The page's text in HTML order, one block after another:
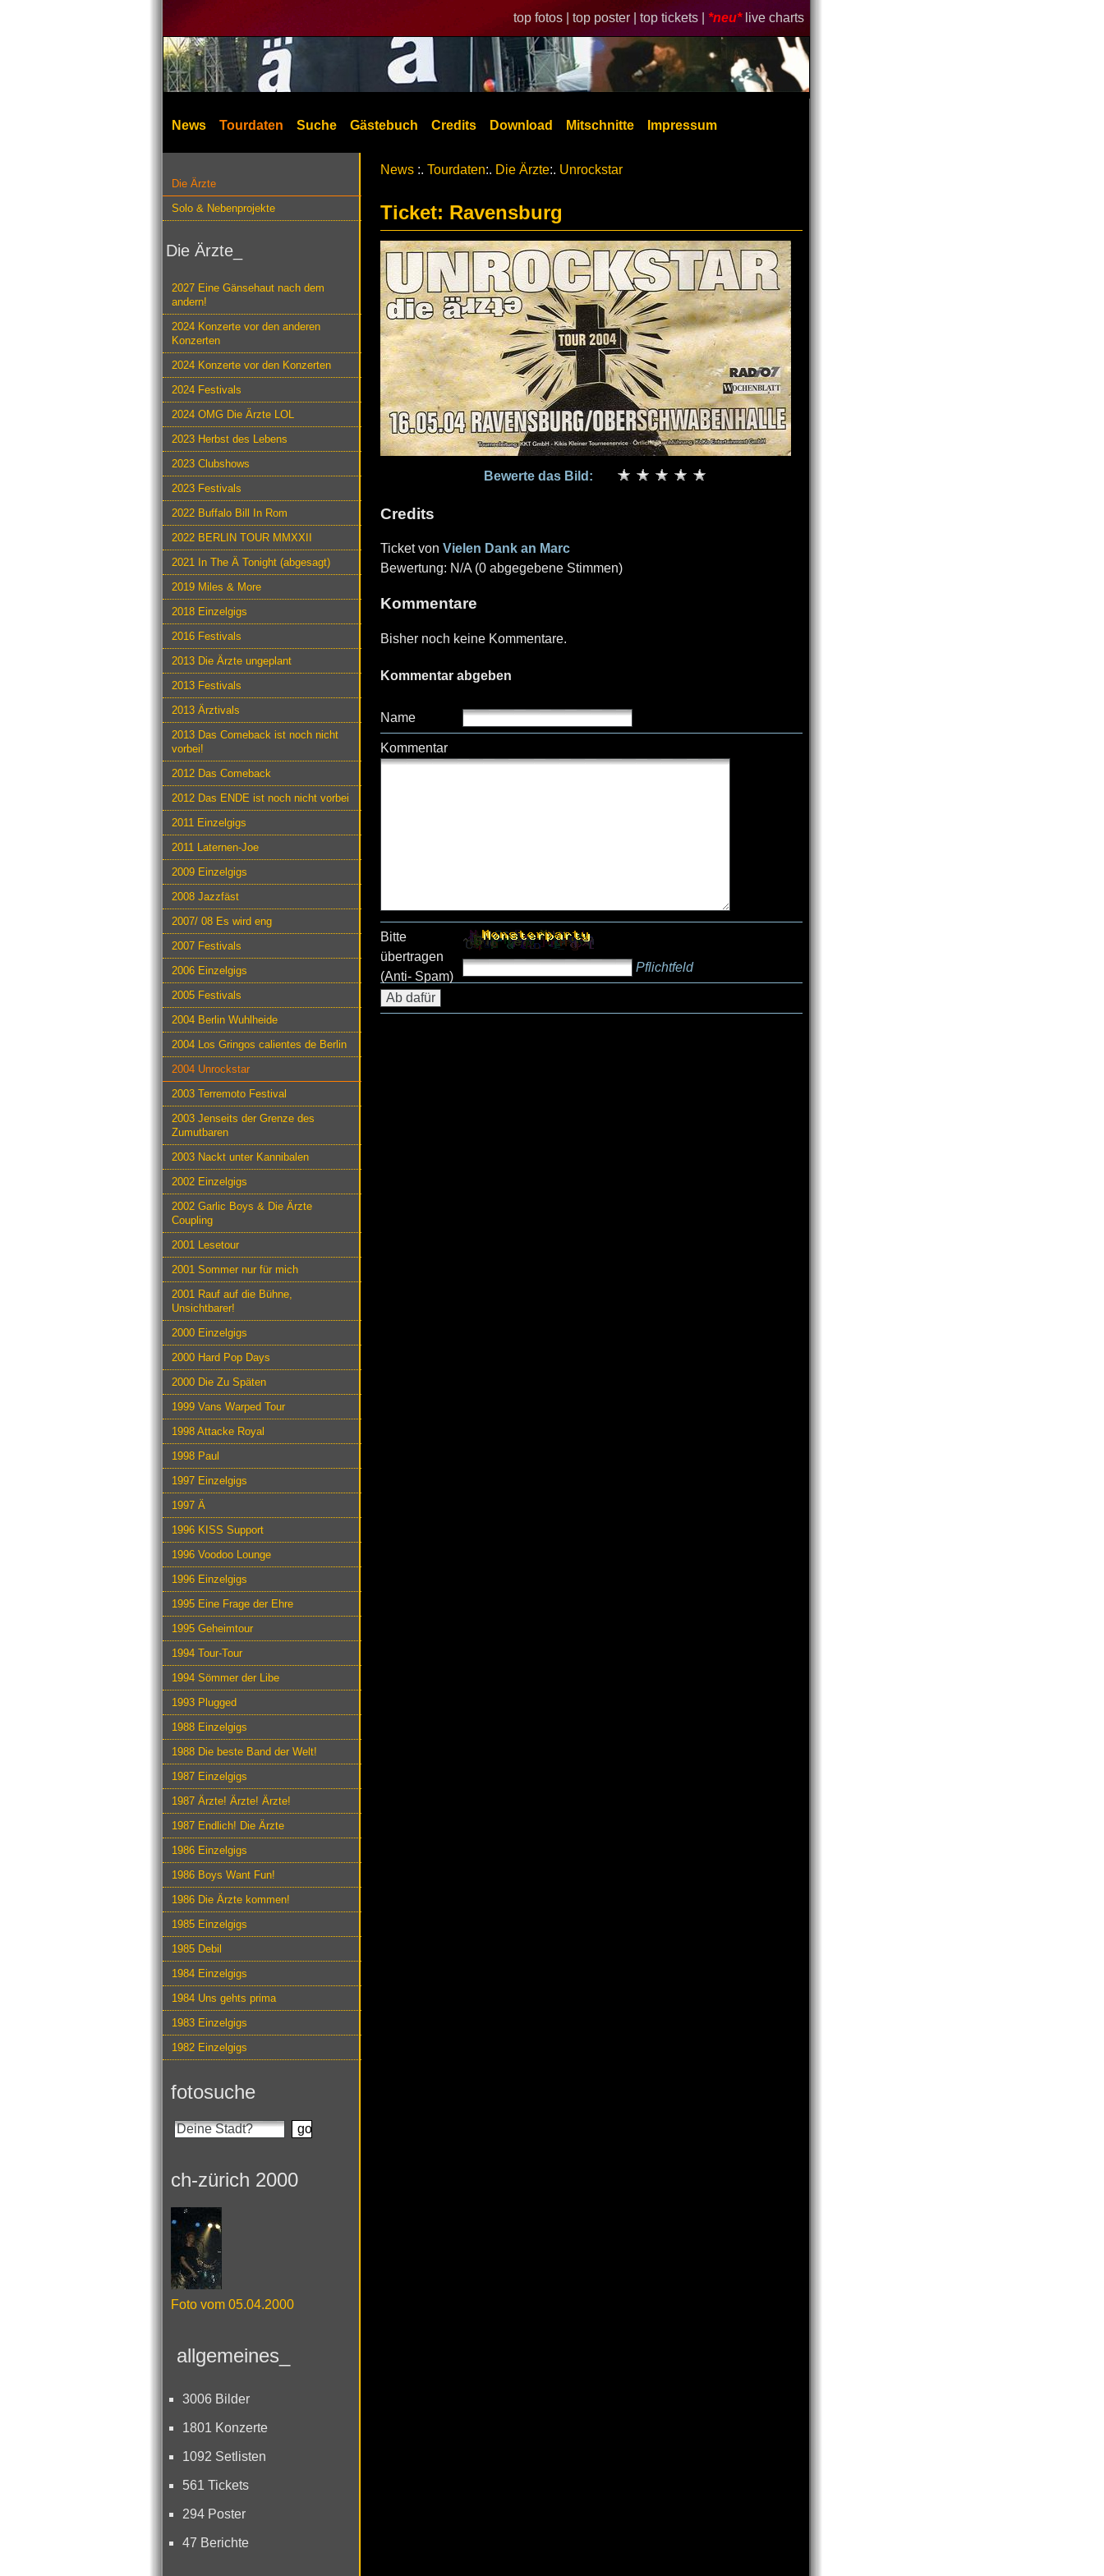
top fotos | top poster | top tickets | *neu* live charts
News Tourdaten Suche Gästebuch Credits Download Mitschnitte Impressum
Die Ärzte
Solo & Nebenprojekte
Die Ärzte_
2027 Eine Gänsehaut nach dem
andern!
2024 Konzerte vor den anderen
Konzerten
2024 Konzerte vor den Konzerten
2024 Festivals
2024 OMG Die Ärzte LOL
2023 Herbst des Lebens
2023 Clubshows
2023 Festivals
2022 Buffalo Bill In Rom
2022 BERLIN TOUR MMXXII
2021 In The Ä Tonight (abgesagt)
2019 Miles & More
2018 Einzelgigs
2016 Festivals
2013 Die Ärzte ungeplant
2013 Festivals
2013 Ärztivals
2013 Das Comeback ist noch nicht
vorbei!
2012 Das Comeback
2012 Das ENDE ist noch nicht vorbei
2011 Einzelgigs
2011 Laternen-Joe
2009 Einzelgigs
2008 Jazzfäst
2007/ 08 Es wird eng
2007 Festivals
2006 Einzelgigs
2005 Festivals
2004 Berlin Wuhlheide
2004 Los Gringos calientes de Berlin
2004 Unrockstar
2003 Terremoto Festival
2003 Jenseits der Grenze des
Zumutbaren
2003 Nackt unter Kannibalen
2002 Einzelgigs
2002 Garlic Boys & Die Ärzte
Coupling
2001 Lesetour
2001 Sommer nur für mich
2001 Rauf auf die Bühne,
Unsichtbarer!
2000 Einzelgigs
2000 Hard Pop Days
2000 Die Zu Späten
1999 Vans Warped Tour
1998 Attacke Royal
1998 Paul
1997 Einzelgigs
1997 Ä
1996 KISS Support
1996 Voodoo Lounge
1996 Einzelgigs
1995 Eine Frage der Ehre
1995 Geheimtour
1994 Tour-Tour
1994 Sömmer der Libe
1993 Plugged
1988 Einzelgigs
1988 Die beste Band der Welt!
1987 Einzelgigs
1987 Ärzte! Ärzte! Ärzte!
1987 Endlich! Die Ärzte
1986 Einzelgigs
1986 Boys Want Fun!
1986 Die Ärzte kommen!
1985 Einzelgigs
1985 Debil
1984 Einzelgigs
1984 Uns gehts prima
1983 Einzelgigs
1982 Einzelgigs
fotosuche
ch-zürich 2000
Foto vom 05.04.2000
allgemeines_
3006 Bilder
1801 Konzerte
1092 Setlisten
561 Tickets
294 Poster
47 Berichte
News :. Tourdaten:. Die Ärzte:. Unrockstar
Ticket: Ravensburg
Bewerte das Bild:
Credits
Ticket von Vielen Dank an Marc
Bewertung: N/A (0 abgegebene Stimmen)
Kommentare
Bisher noch keine Kommentare.
Kommentar abgeben
Name
Kommentar
Bitte
übertragen
(Anti- Spam)
Pflichtfeld